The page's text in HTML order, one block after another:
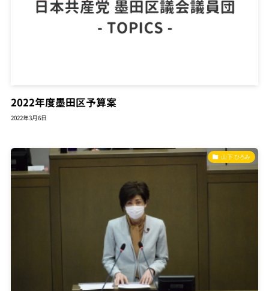
2022年度墨田区予算案
2022年3月6日
山下 ひろみ